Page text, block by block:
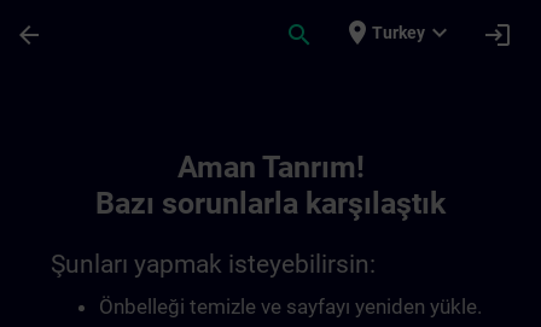
arrow_back search place Turkey expand_more login
Aman Tanrım!
Bazı sorunlarla karşılaştık
Şunları yapmak isteyebilirsin:
Önbelleği temizle ve sayfayı yeniden yükle.